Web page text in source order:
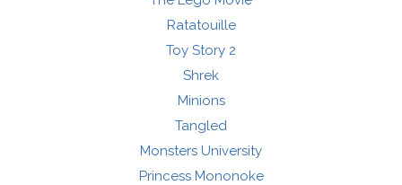
Ratatouille
Toy Story 2
Shrek
Minions
Tangled
Monsters University
Princess Mononoke